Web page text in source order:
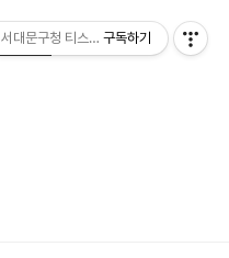
서대문구청 티스토리 블로그
구독하기